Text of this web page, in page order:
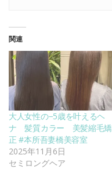
関連
大人女性の−5歳を叶えるヘ
ナ 髪質カラー 美髪縮毛矯
正 #本所吾妻橋美容室
2025年11月6日
セミロングヘア